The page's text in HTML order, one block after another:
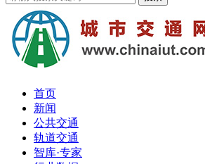
首页
新闻
公共交通
轨道交通
智库·专家